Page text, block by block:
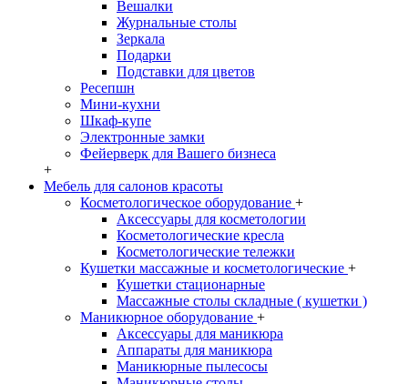
Вешалки
Журнальные столы
Зеркала
Подарки
Подставки для цветов
Ресепшн
Мини-кухни
Шкаф-купе
Электронные замки
Фейерверк для Вашего бизнеса
+
Мебель для салонов красоты
Косметологическое оборудование +
Аксессуары для косметологии
Косметологические кресла
Косметологические тележки
Кушетки массажные и косметологические +
Кушетки стационарные
Массажные столы складные ( кушетки )
Маникюрное оборудование +
Аксессуары для маникюра
Аппараты для маникюра
Маникюрные пылесосы